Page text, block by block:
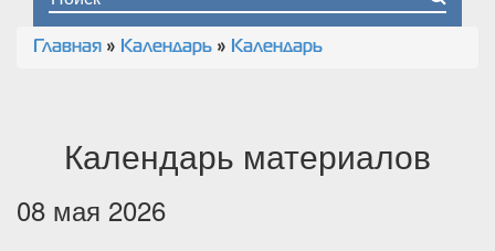
Форма поиска
Вы здесь
Главная » Календарь » Календарь
Календарь материалов
08 мая 2026